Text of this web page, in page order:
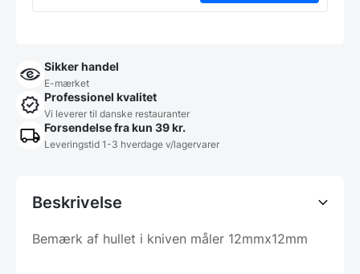
Sikker handel
E-mærket
Professionel kvalitet
Vi leverer til danske restauranter
Forsendelse fra kun 39 kr.
Leveringstid 1-3 hverdage v/lagervarer
Beskrivelse
Bemærk af hullet i kniven måler 12mmx12mm